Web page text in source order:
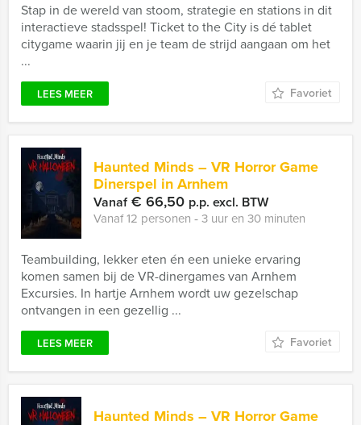
Stap in de wereld van stoom, strategie en stations in dit
interactieve stadsspel! Ticket to the City is dé tablet
citygame waarin jij en je team de strijd aangaan om het
...
LEES MEER Favoriet
Haunted Minds – VR Horror Game
Dinerspel in Arnhem
Vanaf€ 66,50 p.p. excl. BTW
Vanaf 12 personen ‐ 3 uur en 30 minuten
Teambuilding, lekker eten én een unieke ervaring
komen samen bij de VR-dinergames van Arnhem
Excursies. In hartje Arnhem wordt uw gezelschap
ontvangen in een gezellig ...
LEES MEER Favoriet
Haunted Minds – VR Horror Game